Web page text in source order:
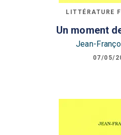
LITTÉRATURE
Un moment
Jean-
07/05/